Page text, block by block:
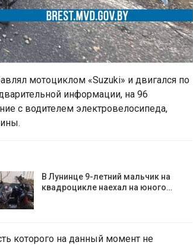
мотоциклом «Suzuki» и двигался по
информации, на 96
с водителем электровелосипеда,
В Лунинце 9-летний мальчик на
квадроцикле наехал на юного…
которого на данный момент не